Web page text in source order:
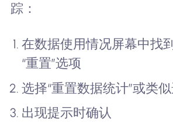
踪：
在数据使用情况屏幕中找
“重置”选项
选择“重置数据统计”或类
出现提示时确认